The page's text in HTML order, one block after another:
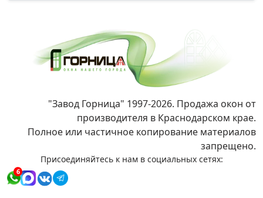
"Завод Горница" 1997-2026. Продажа окон от
производителя в Краснодарском крае.
Полное или частичное копирование материалов
запрещено.
Присоединяйтесь к нам в социальных сетях:
6